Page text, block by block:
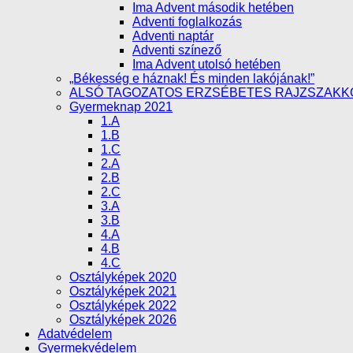
Ima Advent második hetében
Adventi foglalkozás
Adventi naptár
Adventi színező
Ima Advent utolsó hetében
„Békesség e háznak! És minden lakójának!”
ALSÓ TAGOZATOS ERZSÉBETES
Gyermeknap 2021
1.A
1.B
1.C
2.A
2.B
2.C
3.A
3.B
4.A
4.B
4.C
Osztályképek 2020
Osztályképek 2021
Osztályképek 2022
Osztályképek 2026
Adatvédelem
Gyermekvédelem